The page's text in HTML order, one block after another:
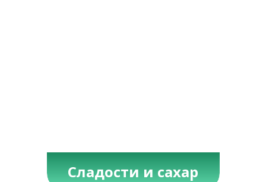
Сладости и сахар